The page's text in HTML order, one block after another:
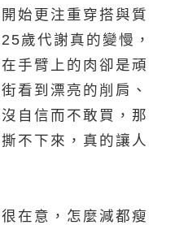
始更注重穿搭與質
歲代謝真的變慢，
手臂上的肉卻是頑
看到漂亮的削肩、
自信而不敢買，那
不下來，真的讓人
在意，怎麼減都瘦